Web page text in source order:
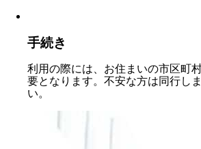
手続き
利用の際には、お住まいの市区町
要となります。不安な方は同行し
い。